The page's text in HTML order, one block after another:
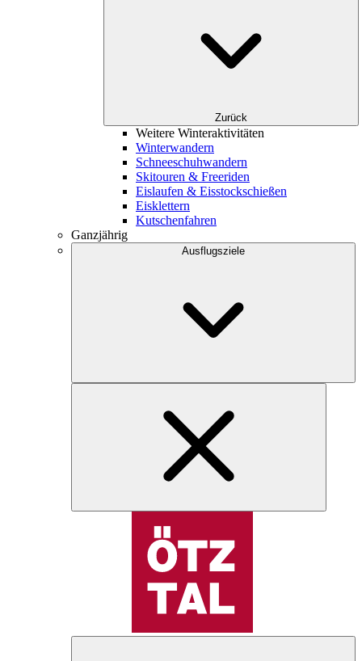
Zurück
Weitere Winteraktivitäten
Winterwandern
Schneeschuhwandern
Skitouren & Freeriden
Eislaufen & Eisstockschießen
Eisklettern
Kutschenfahren
Ganzjährig
Ausflugsziele